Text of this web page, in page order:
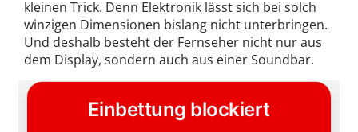
kleinen Trick. Denn Elektronik lässt sich bei solch
winzigen Dimensionen bislang nicht unterbringen.
Und deshalb besteht der Fernseher nicht nur aus
dem Display, sondern auch aus einer Soundbar.